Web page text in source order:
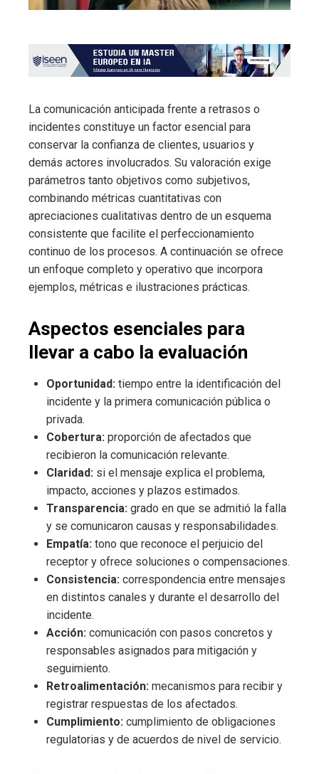
La comunicación anticipada frente a retrasos o
incidentes constituye un factor esencial para
conservar la confianza de clientes, usuarios y
demás actores involucrados. Su valoración exige
parámetros tanto objetivos como subjetivos,
combinando métricas cuantitativas con
apreciaciones cualitativas dentro de un esquema
consistente que facilite el perfeccionamiento
continuo de los procesos. A continuación se ofrece
un enfoque completo y operativo que incorpora
ejemplos, métricas e ilustraciones prácticas.
Aspectos esenciales para
llevar a cabo la evaluación
Oportunidad: tiempo entre la identificación del
incidente y la primera comunicación pública o
privada.
Cobertura: proporción de afectados que
recibieron la comunicación relevante.
Claridad: si el mensaje explica el problema,
impacto, acciones y plazos estimados.
Transparencia: grado en que se admitió la falla
y se comunicaron causas y responsabilidades.
Empatía: tono que reconoce el perjuicio del
receptor y ofrece soluciones o compensaciones.
Consistencia: correspondencia entre mensajes
en distintos canales y durante el desarrollo del
incidente.
Acción: comunicación con pasos concretos y
responsables asignados para mitigación y
seguimiento.
Retroalimentación: mecanismos para recibir y
registrar respuestas de los afectados.
Cumplimiento: cumplimiento de obligaciones
regulatorias y de acuerdos de nivel de servicio.